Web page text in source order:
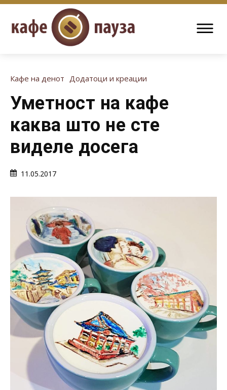
Кафе на денот Додатоци и креации
Уметност на кафе
каква што не сте
виделе досега
11.05.2017